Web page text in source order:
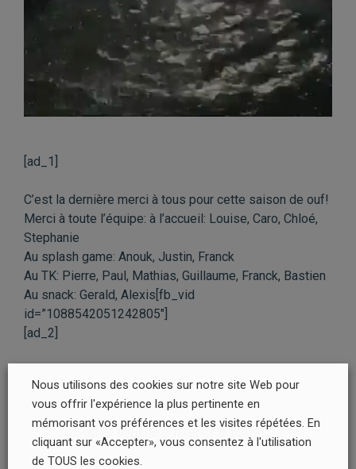
[ad_1]
C’est la dernière merci à tous pour cette saison de ouf!
Merci à toute l’équipe: à l’accueil: Louise, Caro, Chloé,
Stephanie
Au splash game: Anouk, Justin, Franck
Au TK: Pierre, Paul, Mathias, Guillaume, Franck, Bastien
Au snack: Gerald, Alexis[fb_vid
id=”1088542051242805″]
[ad_2]
NAVIGATION
ARTICLE
PRÉCÉDENT
Article
précédent
Super journée merci à tous!……
Nous utilisons des cookies sur notre site Web pour
vous offrir l'expérience la plus pertinente en
mémorisant vos préférences et les visites répétées. En
cliquant sur «Accepter», vous consentez à l'utilisation
de TOUS les cookies.